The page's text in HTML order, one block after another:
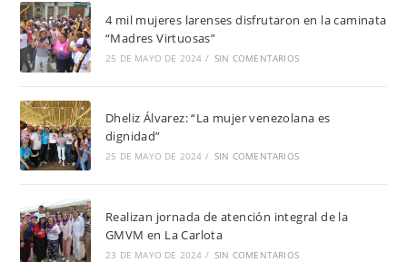
4 mil mujeres larenses disfrutaron en la caminata
“Madres Virtuosas”
25 DE MAYO DE 2024 / SIN COMENTARIOS
Dheliz Álvarez: “La mujer venezolana es
dignidad”
25 DE MAYO DE 2024 / SIN COMENTARIOS
Realizan jornada de atención integral de la
GMVM en La Carlota
23 DE MAYO DE 2024 / SIN COMENTARIOS